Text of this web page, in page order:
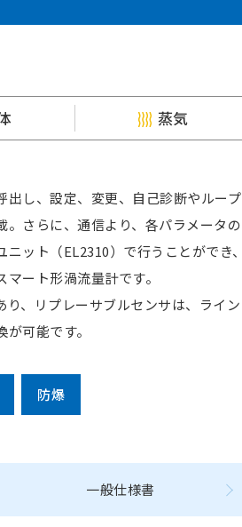
蒸気
し、設定、変更、自己診断やループ
さらに、通信より、各パラメータの
ット（EL2310）で行うことができ、
ート形渦流量計です。
、リプレーサブルセンサは、ライン
可能です。
防爆
一般仕様書